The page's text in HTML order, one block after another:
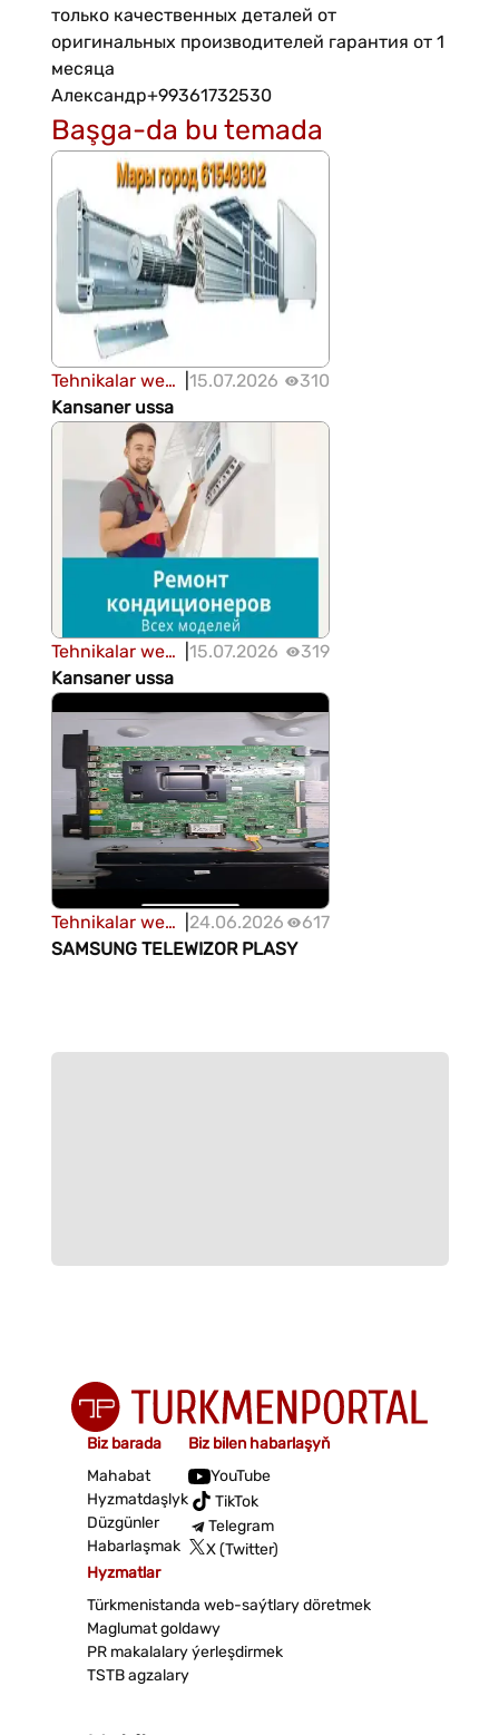
только качественных деталей от
оригинальных производителей гарантия от 1
месяца
Александр+99361732530
Başga-da bu temada
Tehnikalar we
enjamlar
15.07.2026
310
Kansaner ussa
Tehnikalar we
enjamlar
15.07.2026
319
Kansaner ussa
Tehnikalar we
enjamlar
24.06.2026
617
SAMSUNG TELEWIZOR PLASY
Biz barada
Mahabat
Hyzmatdaşlyk
Düzgünler
Habarlaşmak
Biz bilen habarlaşyň
YouTube
TikTok
Telegram
X (Twitter)
Hyzmatlar
Türkmenistanda web-saýtlary döretmek
Maglumat goldawy
PR makalalary ýerleşdirmek
TSTB agzalary